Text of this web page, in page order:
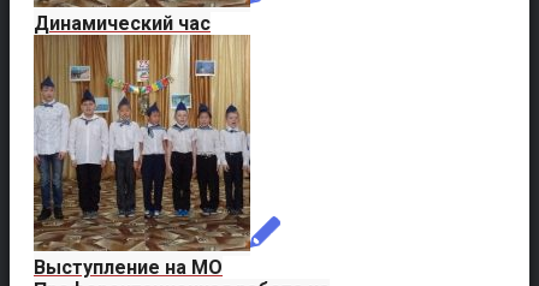
Динамический час
Выступление на МО